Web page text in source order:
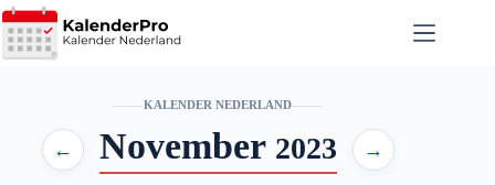
Ga
naar
de
KALENDER NEDERLAND
← November 2023 →